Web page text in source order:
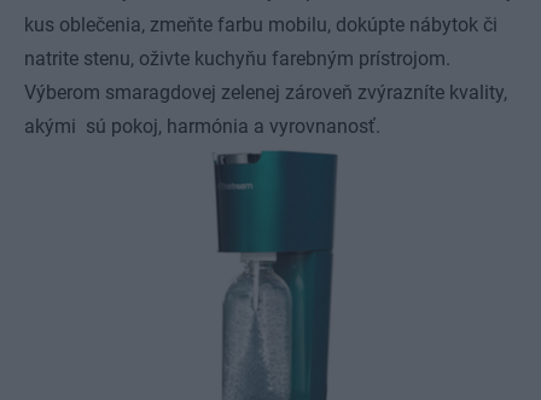
kus oblečenia, zmeňte farbu mobilu, dokúpte nábytok či
natrite stenu, oživte kuchyňu farebným prístrojom.
Výberom smaragdovej zelenej zároveň zvýrazníte kvality,
akými sú pokoj, harmónia a vyrovnanosť.